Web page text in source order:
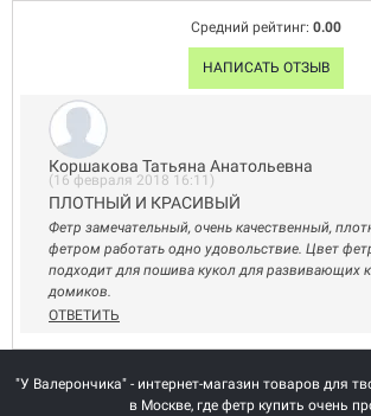
Средний рейтинг: 0.00
НАПИСАТЬ ОТЗЫВ
Коршакова Татьяна Анатольевна
(16 февраля 2018 16:11)
ПЛОТНЫЙ И КРАСИВЫЙ
Фетр замечательный, очень качественный,
фетром работать одно удовольствие. Цвет
подходит для пошива кукол для развивающих
домиков.
ОТВЕТИТЬ
"У Валерончика" - интернет-магазин товаров для
в Москве, где фетр купить очень